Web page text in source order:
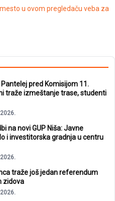
u ovom pregledaču veba za
pred Komisijom 11.
traže izmeštanje trase, studenti
na novi GUP Niša: Javne
i investitorska gradnja u centru
traže još jedan referendum
zidova